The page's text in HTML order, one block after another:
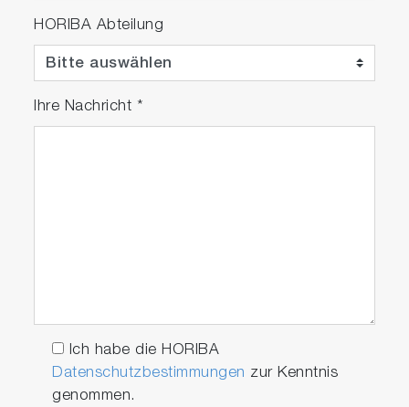
HORIBA Abteilung
Ihre Nachricht *
Ich habe die HORIBA
Datenschutzbestimmungen zur Kenntnis
genommen.